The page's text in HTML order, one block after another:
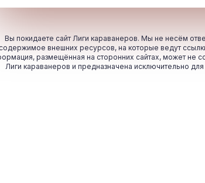
Вы покидаете сайт Лиги караванеров. Мы не несём
внешних ресурсов, на которые ведут
размещённая на сторонних сайтах, может не
Лиги караванеров и предназначена исключительно